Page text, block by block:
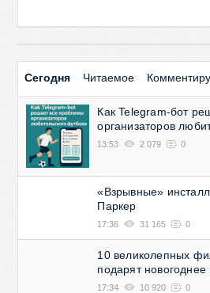
Сегодня Читаемое
Как Telegram-бот
организаторов
13:53 2 079 0
«Взрывные»
Паркер
17:36 31 165 0
10 великолепных
подарят новогоднее
17:34 10 920 0